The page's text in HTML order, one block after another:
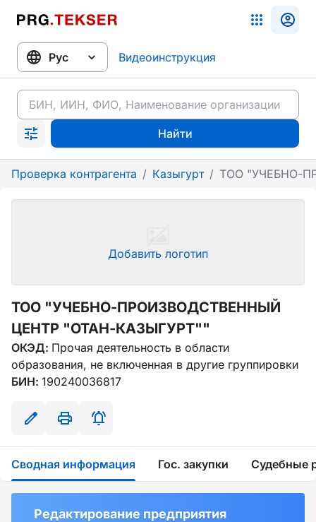
Видеоинструкция
Найти
Проверка контрагента / Казыгурт / ТОО "УЧЕБНО-
Добавить логотип
ТОО "УЧЕБНО-ПРОИЗВОДСТВЕННЫЙ
ЦЕНТР "ОТАН-КАЗЫГУРТ""
ОКЭД: Прочая деятельность в области
образования, не включенная в другие группировки
БИН: 190240036817
Сводная информация Гос. закупки Судебные
Редактирование предприятия